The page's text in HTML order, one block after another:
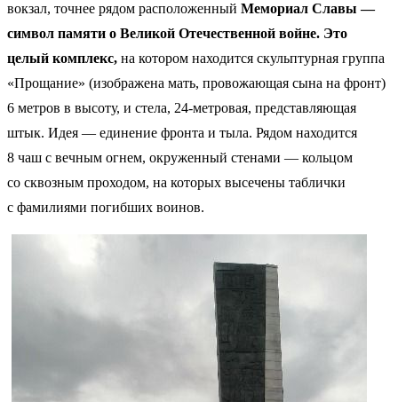
вокзал, точнее рядом расположенный Мемориал Славы —
символ памяти о Великой Отечественной войне. Это
целый комплекс, на котором находится скульптурная группа
«Прощание» (изображена мать, провожающая сына на фронт)
6 метров в высоту, и стела, 24-метровая, представляющая
штык. Идея — единение фронта и тыла. Рядом находится
8 чаш с вечным огнем, окруженный стенами — кольцом
со сквозным проходом, на которых высечены таблички
с фамилиями погибших воинов.